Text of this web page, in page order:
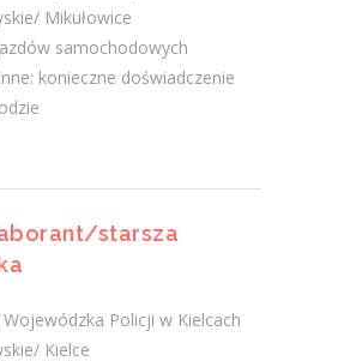
Mikułowice
samochodowych
konieczne doświadczenie
starsza
Policji w Kielcach
Kielce